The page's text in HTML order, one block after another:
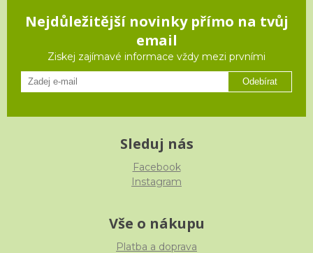
Nejdůležitější novinky přímo na tvůj
email
Ziskej zajímavé informace vždy mezi prvními
Odebírat
Sleduj nás
Facebook
Instagram
Vše o nákupu
Platba a doprava